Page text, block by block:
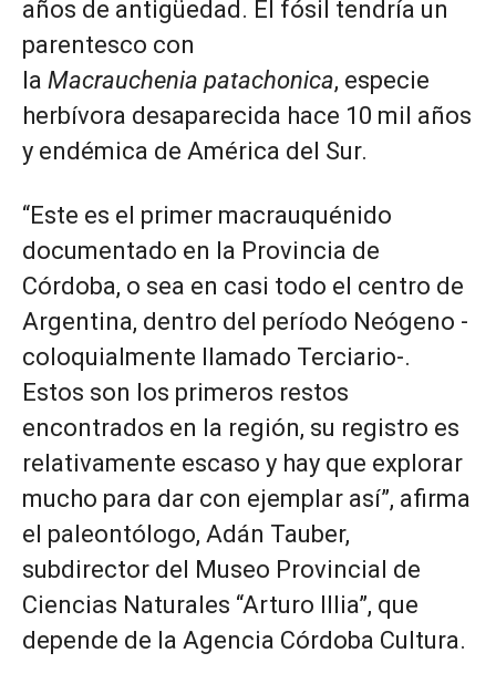
años de antigüedad. El fósil tendría un
parentesco con
la Macrauchenia patachonica, especie
herbívora desaparecida hace 10 mil años
y endémica de América del Sur.
“Este es el primer macrauquénido
documentado en la Provincia de
Córdoba, o sea en casi todo el centro de
Argentina, dentro del período Neógeno -
coloquialmente llamado Terciario-.
Estos son los primeros restos
encontrados en la región, su registro es
relativamente escaso y hay que explorar
mucho para dar con ejemplar así”, afirma
el paleontólogo, Adán Tauber,
subdirector del Museo Provincial de
Ciencias Naturales “Arturo Illia”, que
depende de la Agencia Córdoba Cultura.